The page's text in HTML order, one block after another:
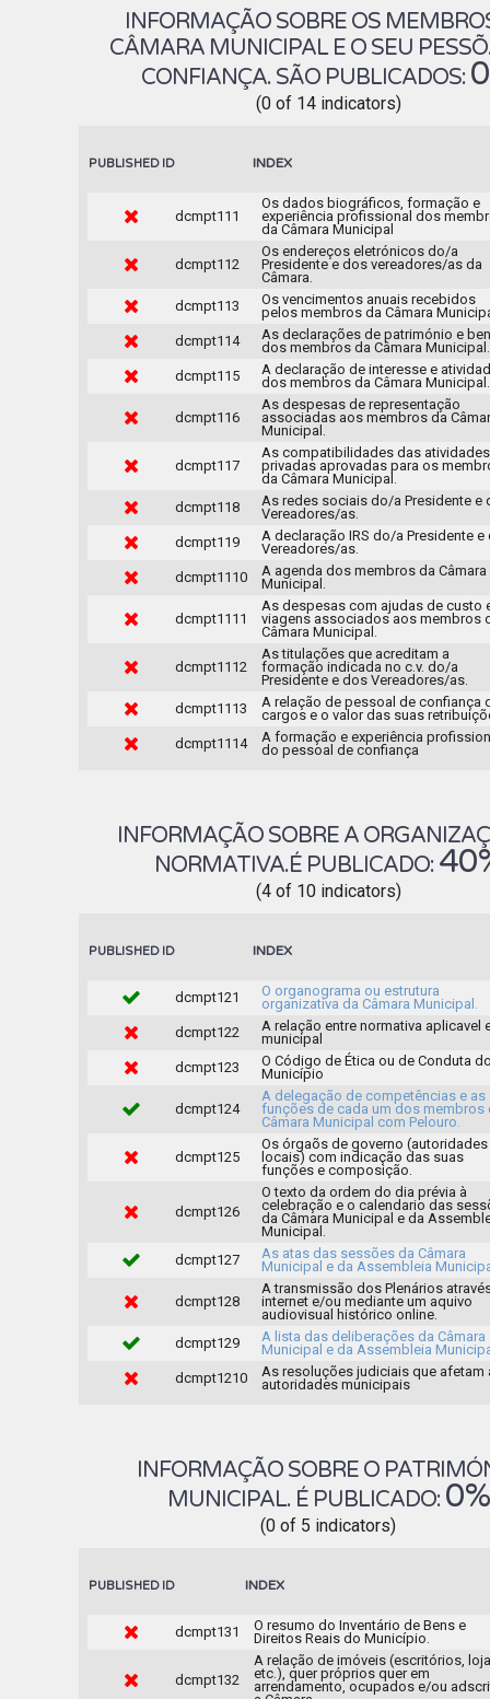
INFORMAÇÃO SOBRE OS
CÂMARA MUNICIPAL E O SEU
CONFIANÇA. SÃO PUBLICADOS:
(0 of 14 indicators)
PUBLISHED ID INDEX
dcmpt111
Os dados biográficos, formação e
experiência profissional dos
da Câmara Municipal
dcmpt112
Os endereços eletrónicos do/a
Presidente e dos vereadores/as da
Câmara.
dcmpt113
Os vencimentos anuais recebidos
pelos membros da Câmara
dcmpt114
As declarações de património e
dos membros da Câmara Municipal.
dcmpt115
A declaração de interesse e
dos membros da Câmara Municipal.
dcmpt116
As despesas de representação
associadas aos membros da
Municipal.
dcmpt117
As compatibilidades das atividades
privadas aprovadas para os
da Câmara Municipal.
dcmpt118
As redes sociais do/a Presidente e
Vereadores/as.
dcmpt119
A declaração IRS do/a Presidente e
Vereadores/as.
dcmpt1110
A agenda dos membros da Câmara
Municipal.
dcmpt1111
As despesas com ajudas de custo
viagens associados aos membros
Câmara Municipal.
dcmpt1112
As titulações que acreditam a
formação indicada no c.v. do/a
Presidente e dos Vereadores/as.
dcmpt1113
A relação de pessoal de confiança
cargos e o valor das suas
dcmpt1114
A formação e experiência
do pessoal de confiança
INFORMAÇÃO SOBRE A
NORMATIVA.É PUBLICADO:
(4 of 10 indicators)
PUBLISHED ID INDEX
dcmpt121
O organograma ou estrutura
organizativa da Câmara Municipal.
dcmpt122
A relação entre normativa aplicavel
municipal
dcmpt123
O Código de Ética ou de Conduta
Município
dcmpt124
A delegação de competências e as
funções de cada um dos membros
Câmara Municipal com Pelouro.
dcmpt125
Os órgaõs de governo (autoridades
locais) com indicação das suas
funções e composição.
dcmpt126
O texto da ordem do dia prévia à
celebração e o calendario das
da Câmara Municipal e da
Municipal.
dcmpt127
As atas das sessões da Câmara
Municipal e da Assembleia
dcmpt128
A transmissão dos Plenários
internet e/ou mediante um aquivo
audiovisual histórico online.
dcmpt129
A lista das deliberações da Câmara
Municipal e da Assembleia
dcmpt1210
As resoluções judiciais que afetam
autoridades municipais
INFORMAÇÃO SOBRE O
MUNICIPAL. É PUBLICADO: 0%
(0 of 5 indicators)
PUBLISHED ID INDEX
dcmpt131
O resumo do Inventário de Bens e
Direitos Reais do Município.
dcmpt132
A relação de imóveis (escritórios,
etc.), quer próprios quer em
arrendamento, ocupados e/ou